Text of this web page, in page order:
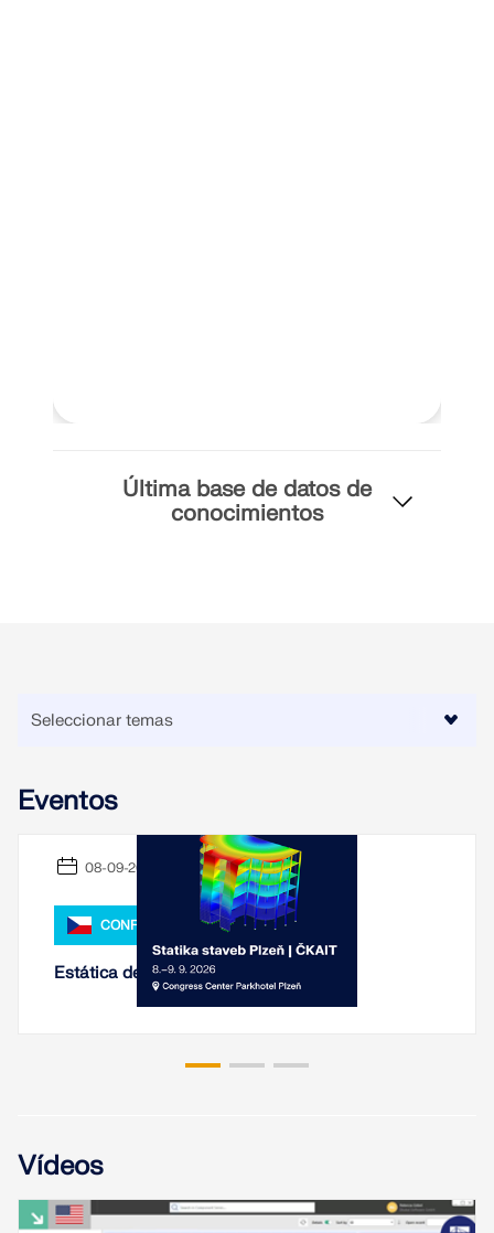
Última base de datos de
conocimientos
Eventos
08-09-2026 - 09-09-2026
CONFERENCIA
Estática de estructuras Pilsen 2026
Vídeos